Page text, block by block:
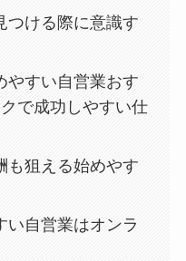
つける際に意識す
やすい自営業おす
で成功しやすい仕
も狙える始めやす
い自営業はオンラ